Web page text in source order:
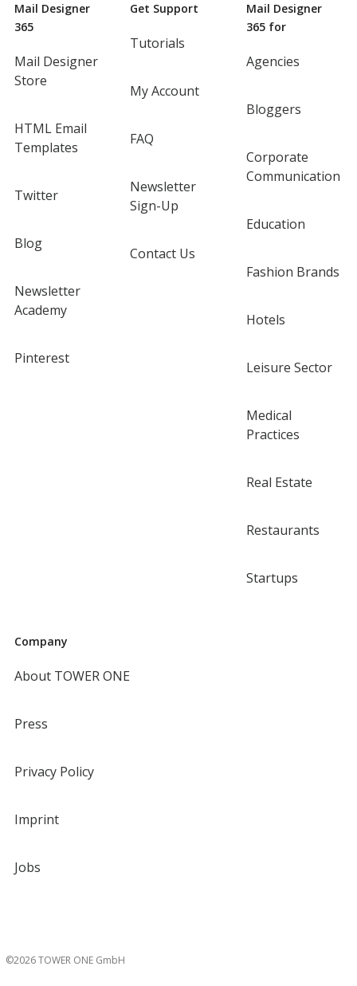
Mail Designer
365
Mail Designer
Store
HTML Email
Templates
Twitter
Blog
Newsletter
Academy
Pinterest
Get Support
Tutorials
My Account
FAQ
Newsletter
Sign-Up
Contact Us
Mail Designer
365 for
Agencies
Bloggers
Corporate
Communication
Education
Fashion Brands
Hotels
Leisure Sector
Medical
Practices
Real Estate
Restaurants
Startups
Company
About TOWER ONE
Press
Privacy Policy
Imprint
Jobs
©2026 TOWER ONE GmbH